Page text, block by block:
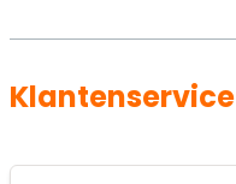
Klantenservice